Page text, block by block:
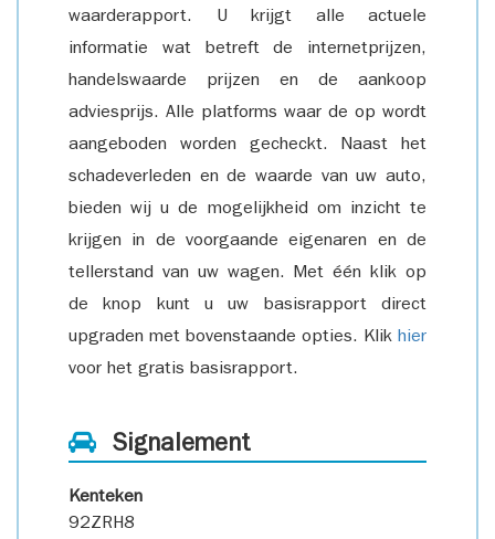
waarderapport. U krijgt alle actuele
informatie wat betreft de internetprijzen,
handelswaarde prijzen en de aankoop
adviesprijs. Alle platforms waar de op wordt
aangeboden worden gecheckt. Naast het
schadeverleden en de waarde van uw auto,
bieden wij u de mogelijkheid om inzicht te
krijgen in de voorgaande eigenaren en de
tellerstand van uw wagen. Met één klik op
de knop kunt u uw basisrapport direct
upgraden met bovenstaande opties. Klik hier
voor het gratis basisrapport.
Signalement
Kenteken
92ZRH8